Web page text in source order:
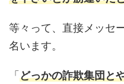
等々って、直接メッセ
名います。
「 どっかの詐欺集団と